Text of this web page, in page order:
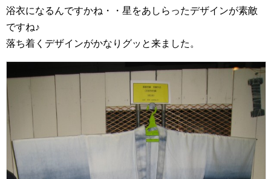
浴衣になるんですかね・・星をあしらったデザインが素敵
ですね♪
落ち着くデザインがかなりグッと来ました。